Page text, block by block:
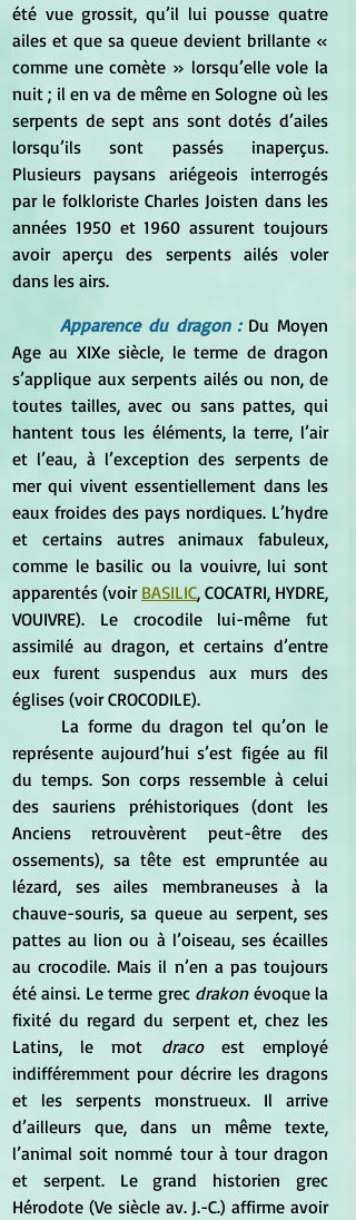
été vue grossit, qu’il lui pousse quatre
ailes et que sa queue devient brillante «
comme une comète » lorsqu’elle vole la
nuit ; il en va de même en Sologne où les
serpents de sept ans sont dotés d’ailes
lorsqu’ils sont passés inaperçus.
Plusieurs paysans ariégeois interrogés
par le folkloriste Charles Joisten dans les
années 1950 et 1960 assurent toujours
avoir aperçu des serpents ailés voler
dans les airs.
Apparence du dragon : Du Moyen
Age au XIXe siècle, le terme de dragon
s’applique aux serpents ailés ou non, de
toutes tailles, avec ou sans pattes, qui
hantent tous les éléments, la terre, l’air
et l’eau, à l’exception des serpents de
mer qui vivent essentiellement dans les
eaux froides des pays nordiques. L’hydre
et certains autres animaux fabuleux,
comme le basilic ou la vouivre, lui sont
apparentés (voir BASILIC, COCATRI, HYDRE,
VOUIVRE). Le crocodile lui-même fut
assimilé au dragon, et certains d’entre
eux furent suspendus aux murs des
églises (voir CROCODILE).
représente aujourd’hui s’est figée au fil
du temps. Son corps ressemble à celui
des sauriens préhistoriques (dont les
Anciens retrouvèrent peut-être des
ossements), sa tête est empruntée au
lézard, ses ailes membraneuses à la
chauve-souris, sa queue au serpent, ses
pattes au lion ou à l’oiseau, ses écailles
au crocodile. Mais il n’en a pas toujours
été ainsi. Le terme grec drakon évoque la
fixité du regard du serpent et, chez les
Latins, le mot draco est employé
indifféremment pour décrire les dragons
et les serpents monstrueux. Il arrive
d’ailleurs que, dans un même texte,
l’animal soit nommé tour à tour dragon
et serpent. Le grand historien grec
Hérodote (Ve siècle av. J.-C.) affirme avoir